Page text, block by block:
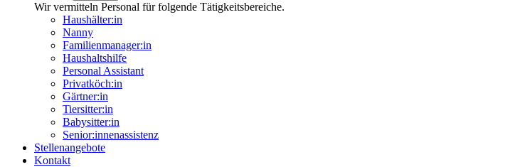
Wir vermitteln Personal für folgende Tätigkeitsbereiche.
Haushälter:in
Nanny
Familienmanager:in
Haushaltshilfe
Personal Assistant
Privatköch:in
Gärtner:in
Tiersitter:in
Babysitter:in
Senior:innenassistenz
Stellenangebote
Kontakt